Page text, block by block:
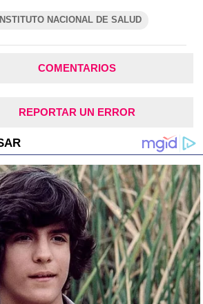
INSTITUTO NACIONAL DE SALUD
COMENTARIOS
REPORTAR UN ERROR